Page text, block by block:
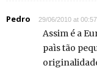
Pedro 29/06/2010 at 00:57
Assim é a
paìs tão